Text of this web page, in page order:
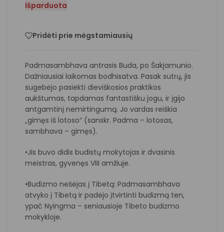
Išparduota
Pridėti prie mėgstamiausių
Padmasambhava antrasis Buda, po Šakjamunio.
Dažniausiai laikomas bodhisatva. Pasak sutrų, jis
sugebėjo pasiekti dieviškosios praktikos
aukštumas, tapdamas fantastišku jogu, ir įgijo
antgamtinį nemirtingumą. Jo vardas reiškia
„gimęs iš lotoso“ (sanskr. Padma – lotosas,
sambhava – gimęs).
•Jis buvo didis budistų mokytojas ir dvasinis
meistras, gyvenęs VIII amžiuje.
•Budizmo nešėjas į Tibetą: Padmasambhava
atvyko į Tibetą ir padėjo įtvirtinti budizmą ten,
ypač Nyingma – seniausioje Tibeto budizmo
mokykloje.